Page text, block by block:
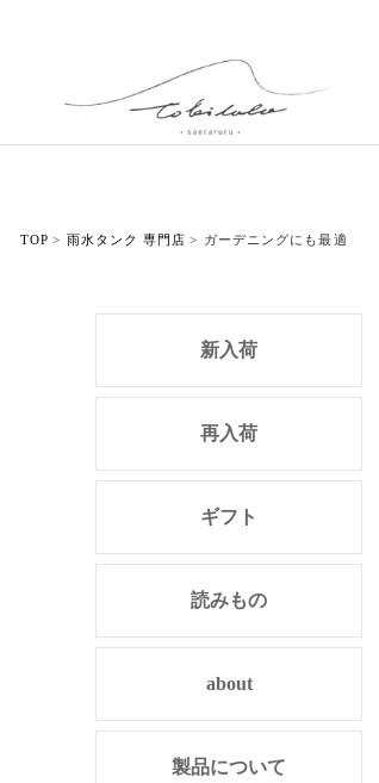
TOP 雨水タンク 専門店 ガーデニングにも最適
新入荷
再入荷
ギフト
読みもの
about
製品について